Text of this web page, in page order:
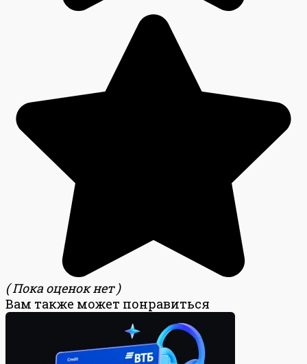
( Пока оценок нет )
Вам также может понравиться